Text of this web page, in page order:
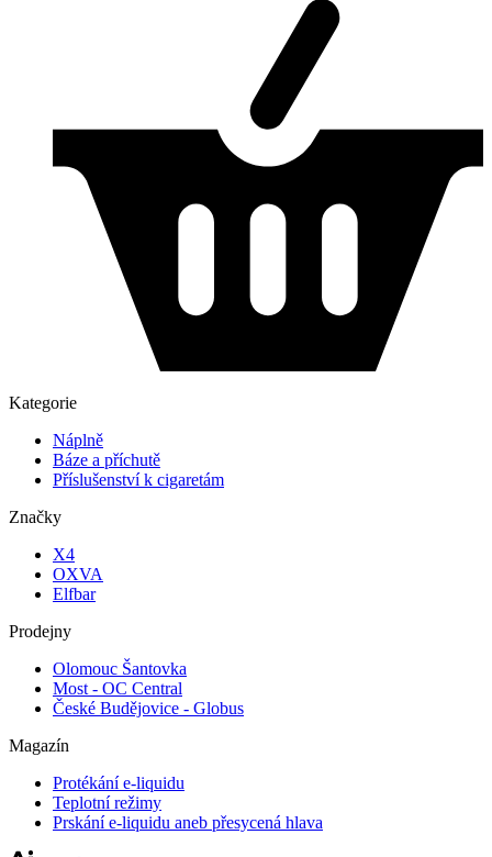
Kategorie
Náplně
Báze a příchutě
Příslušenství k cigaretám
Značky
X4
OXVA
Elfbar
Prodejny
Olomouc Šantovka
Most - OC Central
České Budějovice - Globus
Magazín
Protékání e-liquidu
Teplotní režimy
Prskání e-liquidu aneb přesycená hlava